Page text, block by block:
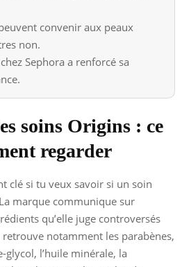
convenir aux peaux
non.
Sephora a renforcé sa
soins Origins : ce
regarder
clé si tu veux savoir si un soin
marque communique sur
qu’elle juge controversés
notamment les parabènes,
l’huile minérale, la